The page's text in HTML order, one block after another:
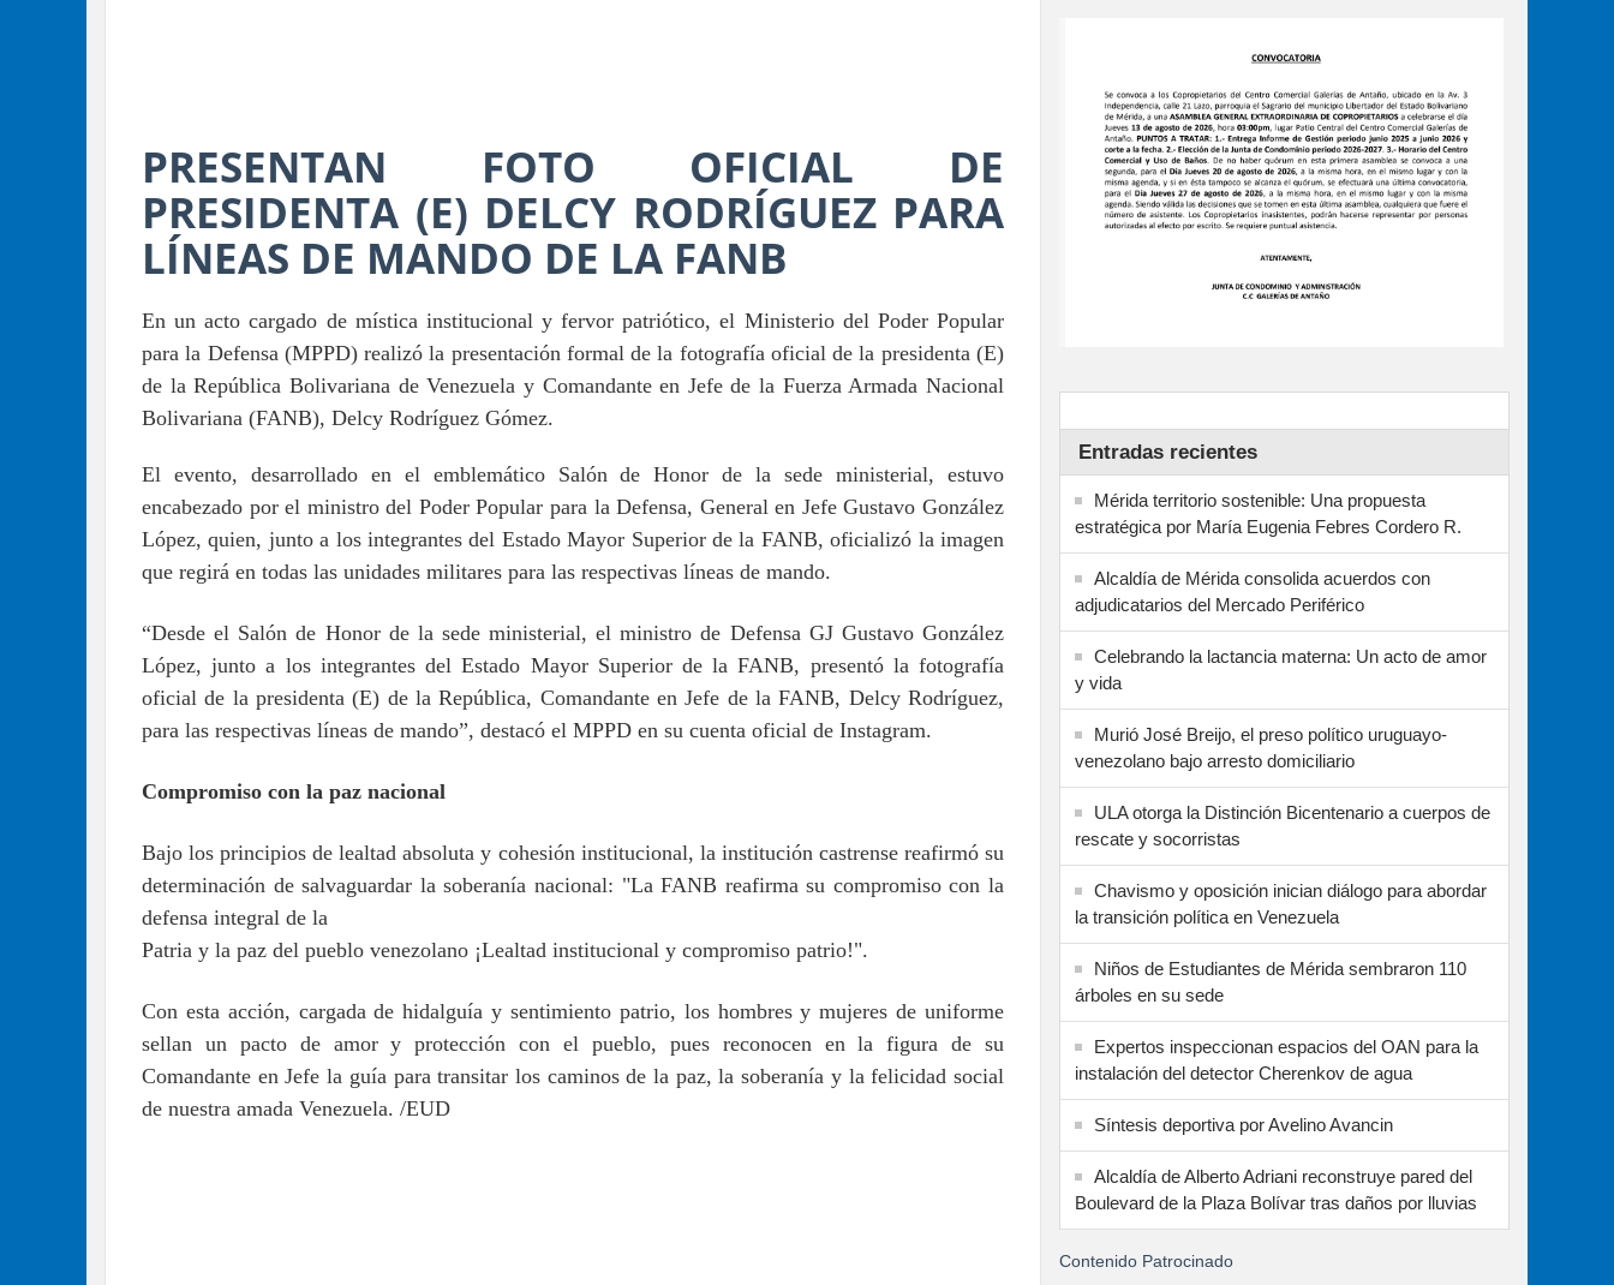
PRESENTAN FOTO OFICIAL DE
PRESIDENTA (E) DELCY RODRÍGUEZ PARA
LÍNEAS DE MANDO DE LA FANB
En un acto cargado de mística institucional y fervor patriótico, el Ministerio del Poder Popular
para la Defensa (MPPD) realizó la presentación formal de la fotografía oficial de la presidenta (E)
de la República Bolivariana de Venezuela y Comandante en Jefe de la Fuerza Armada Nacional
Bolivariana (FANB), Delcy Rodríguez Gómez.
El evento, desarrollado en el emblemático Salón de Honor de la sede ministerial, estuvo
encabezado por el ministro del Poder Popular para la Defensa, General en Jefe Gustavo González
López, quien, junto a los integrantes del Estado Mayor Superior de la FANB, oficializó la imagen
que regirá en todas las unidades militares para las respectivas líneas de mando.
“Desde el Salón de Honor de la sede ministerial, el ministro de Defensa GJ Gustavo González
López, junto a los integrantes delEstado Mayor Superior de la FANB, presentó la fotografía
oficial de la presidenta (E) de la República, Comandante en Jefe de la FANB, Delcy Rodríguez,
para las respectivas líneas de mando”, destacó el MPPD en su cuenta oficial de Instagram.
Compromiso con la paz nacional
Bajo los principios de lealtad absoluta y cohesión institucional, la institución castrense reafirmó su
determinación de salvaguardar la soberanía nacional: "La FANB reafirma su compromiso con la
defensa integral de la
Patria y la paz del pueblo venezolano ¡Lealtad institucional y compromiso patrio!".
Con esta acción, cargada de hidalguía y sentimiento patrio, los hombres y mujeres de uniforme
sellan un pacto de amor y protección con el pueblo, pues reconocen en la figura de su
Comandante en Jefe la guía para transitar los caminos de la paz, la soberanía y la felicidad social
de nuestra amada Venezuela. /EUD
Entradas recientes
Mérida territorio sostenible: Una propuesta
estratégica por María Eugenia Febres Cordero R.
Alcaldía de Mérida consolida acuerdos con
adjudicatarios del Mercado Periférico
Celebrando la lactancia materna: Un acto de amor
y vida
Murió José Breijo, el preso político uruguayo-
venezolano bajo arresto domiciliario
ULA otorga la Distinción Bicentenario a cuerpos de
rescate y socorristas
Chavismo y oposición inician diálogo para abordar
la transición política en Venezuela
Niños de Estudiantes de Mérida sembraron 110
árboles en su sede
Expertos inspeccionan espacios del OAN para la
instalación del detector Cherenkov de agua
Síntesis deportiva por Avelino Avancin
Alcaldía de Alberto Adriani reconstruye pared del
Boulevard de la Plaza Bolívar tras daños por lluvias
Contenido Patrocinado